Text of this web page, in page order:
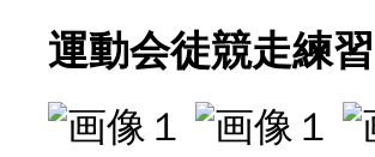
運動会徒競走練習